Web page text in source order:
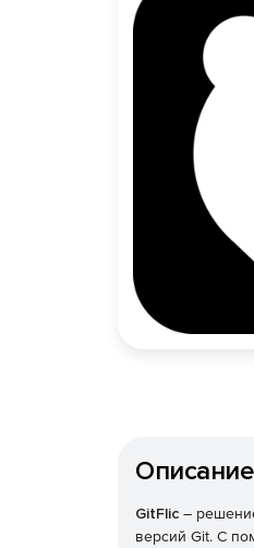
Описание
GitFlic –
версий Git. С